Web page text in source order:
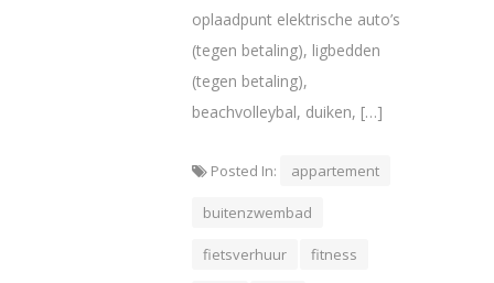
oplaadpunt elektrische auto’s
(tegen betaling), ligbedden
(tegen betaling),
beachvolleybal, duiken, […]
Posted In: appartement
buitenzwembad
fietsverhuur fitness